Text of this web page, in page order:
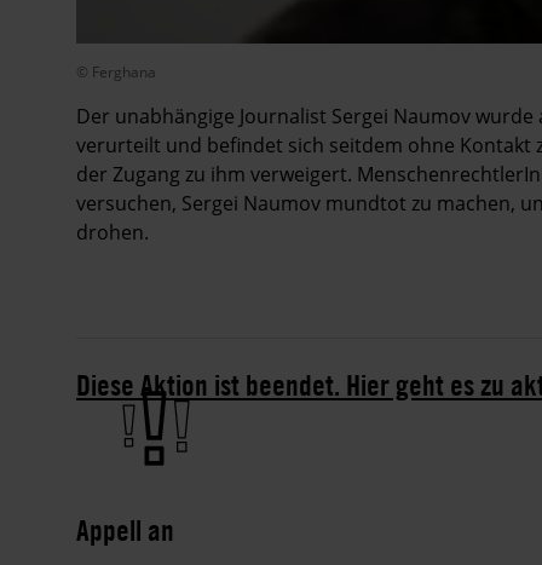
© Ferghana
Der unabhängige Journalist Sergei Naumov
verurteilt und befindet sich seitdem ohne Kontakt
der Zugang zu ihm verweigert.
versuchen, Sergei Naumov mundtot zu machen,
drohen.
Diese Aktion ist beendet. Hier geht es zu
Appell an